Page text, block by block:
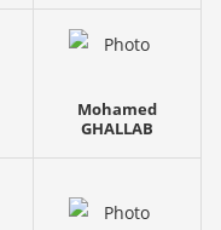
Mohamed
GHALLAB